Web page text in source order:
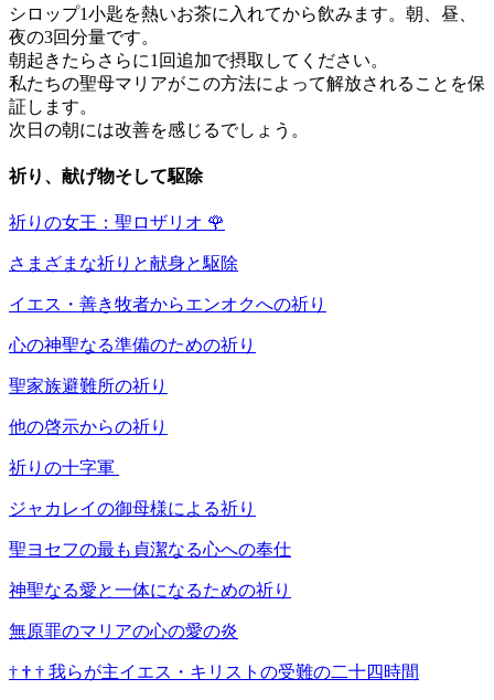
シロップ1小匙を熱いお茶に入れてから飲みます。朝、昼、
夜の3回分量です。
朝起きたらさらに1回追加で摂取してください。
私たちの聖母マリアがこの方法によって解放されることを保
証します。
次日の朝には改善を感じるでしょう。
祈り、献げ物そして駆除
祈りの女王：聖ロザリオ 🌹
さまざまな祈りと献身と駆除
イエス・善き牧者からエンオクへの祈り
心の神聖なる準備のための祈り
聖家族避難所の祈り
他の啓示からの祈り
祈りの十字軍
ジャカレイの御母様による祈り
聖ヨセフの最も貞潔なる心への奉仕
神聖なる愛と一体になるための祈り
無原罪のマリアの心の愛の炎
† † † 我らが主イエス・キリストの受難の二十四時間